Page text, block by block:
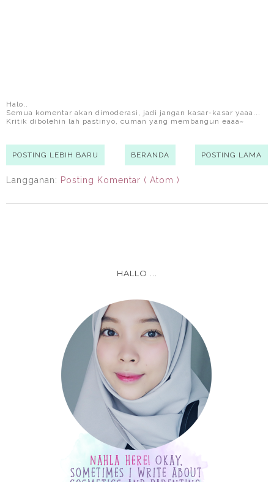
Halo..
Semua komentar akan dimoderasi, jadi jangan kasar-kasar yaaa...
Kritik dibolehin lah pastinyo, cuman yang membangun eaaa~
POSTING LEBIH BARU POSTING LAMA
BERANDA
Langganan: Posting Komentar ( Atom )
HALLO ...